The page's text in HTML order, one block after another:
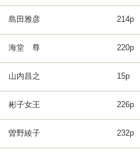
島田雅彦 214p
海堂 尊 220p
山内昌之 15p
彬子女王 226p
曽野綾子 232p